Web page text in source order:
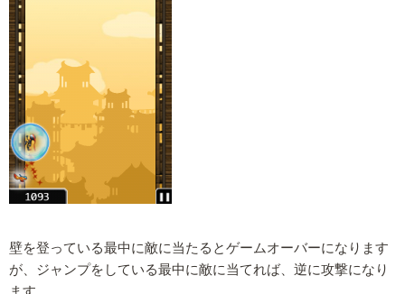
壁を登っている最中に敵に当たるとゲームオーバーになります
が、ジャンプをしている最中に敵に当てれば、逆に攻撃になり